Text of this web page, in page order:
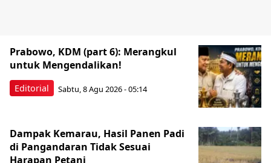
Editorial
Prabowo, KDM (part 6): Merangkul
untuk Mengendalikan!
Sabtu, 8 Agu 2026 - 05:14
Dampak Kemarau, Hasil Panen Padi
di Pangandaran Tidak Sesuai
Harapan Petani